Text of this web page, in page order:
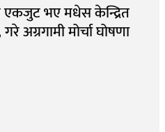
एकजुट भए मधेस केन्द्रित
अग्रगामी मोर्चा घोषणा